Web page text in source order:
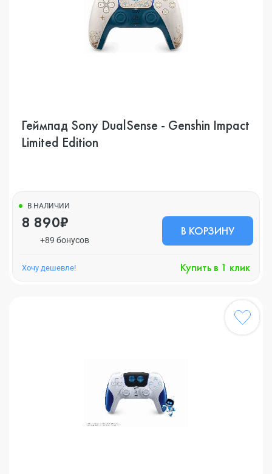
Геймпад Sony DualSense - Genshin Impact
Limited Edition
В НАЛИЧИИ
8 890₽
+89 бонусов
В КОРЗИНУ
Хочу дешевле! Купить в 1 клик